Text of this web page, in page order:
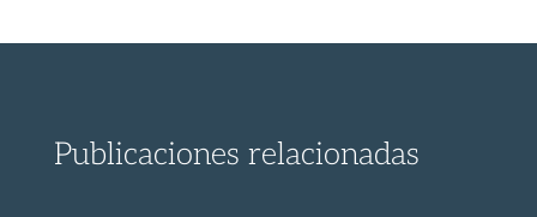
Publicaciones relacionadas